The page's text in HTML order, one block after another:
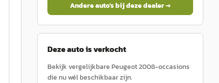
Andere auto's bij deze dealer →
Deze auto is verkocht
Bekijk vergelijkbare Peugeot2008-occasions
die nu wél beschikbaar zijn.